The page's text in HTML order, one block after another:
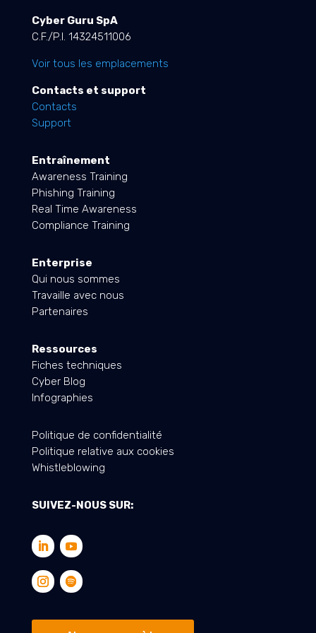
Cyber Guru SpA
C.F./P.I. 14324511006
Voir tous les emplacements
Contacts et support
Contacts
Support
Entraînement
Awareness Training
Phishing Training
Real Time Awareness
Compliance Training
Enterprise
Qui nous sommes
Travaille avec nous
Partenaires
Ressources
Fiches techniques
Cyber Blog
Infographies
Politique de confidentialité
Politique relative aux cookies
Whistleblowing
SUIVEZ-NOUS SUR: